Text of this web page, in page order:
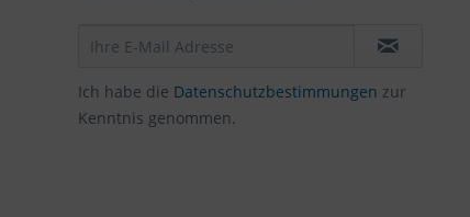
Ich habe die Datenschutzbestimmungen zur
Kenntnis genommen.